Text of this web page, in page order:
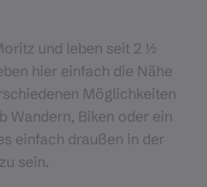
und leben seit 2 ½
hier einfach die Nähe
Möglichkeiten
Wandern, Biken oder ein
einfach draußen in der
sein.